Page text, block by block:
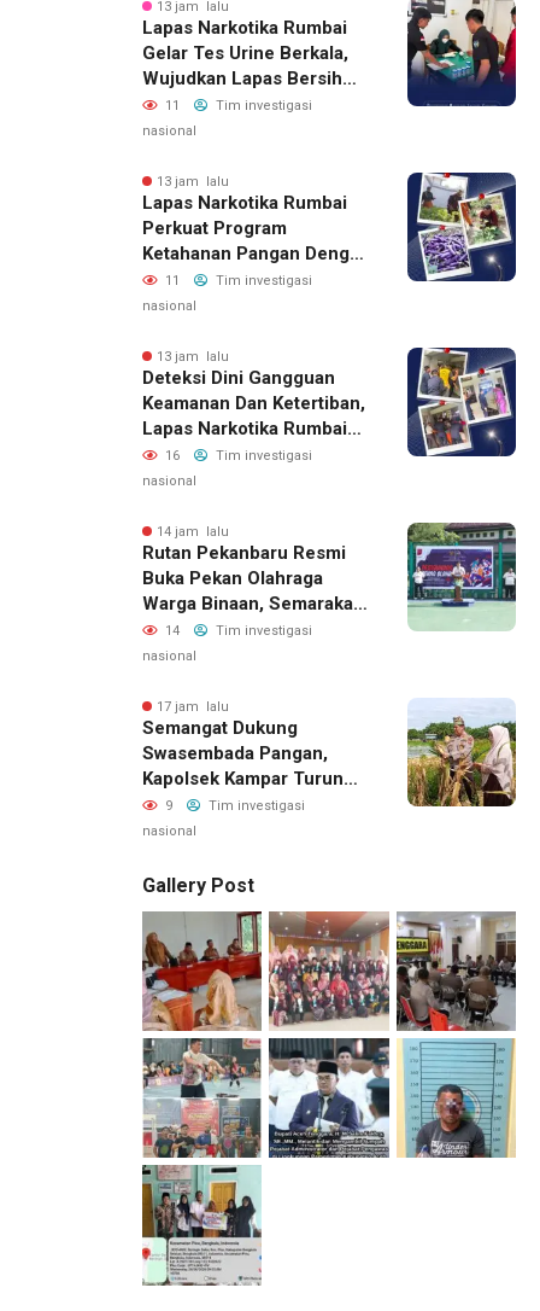
13 jam lalu
Lapas Narkotika Rumbai
Gelar Tes Urine Berkala,
Wujudkan Lapas Bersih
Dari Narkoba
11
Tim investigasi
nasional
13 jam lalu
Lapas Narkotika Rumbai
Perkuat Program
Ketahanan Pangan Dengan
Memanen Terong
11
Tim investigasi
nasional
13 jam lalu
Deteksi Dini Gangguan
Keamanan Dan Ketertiban,
Lapas Narkotika Rumbai
Gelar Razia Rutin Blok
Hunian
16
Tim investigasi
nasional
14 jam lalu
Rutan Pekanbaru Resmi
Buka Pekan Olahraga
Warga Binaan, Semarakan
HUT RI Ke-81
14
Tim investigasi
nasional
17 jam lalu
Semangat Dukung
Swasembada Pangan,
Kapolsek Kampar Turun
Langsung Panen Jagung
Di Sendayan
9
Tim investigasi
nasional
Gallery Post